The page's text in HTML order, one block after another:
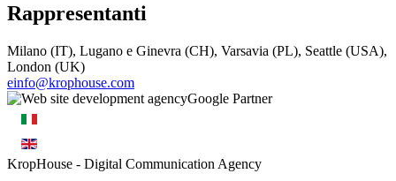
Rappresentanti
Milano (IT), Lugano e Ginevra (CH), Varsavia (PL), Seattle (USA),
London (UK)
einfo@krophouse.com
KropHouse - Digital Communication Agency